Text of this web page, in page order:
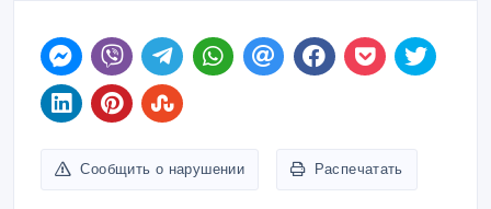
Сообщить о нарушении Распечатать